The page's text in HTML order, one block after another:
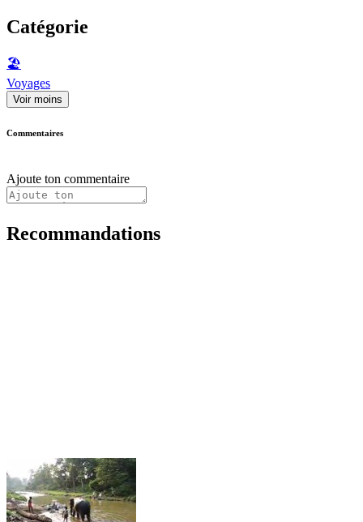
Catégorie
🏖
Voyages
Voir moins
Commentaires
Ajoute ton commentaire
Recommandations